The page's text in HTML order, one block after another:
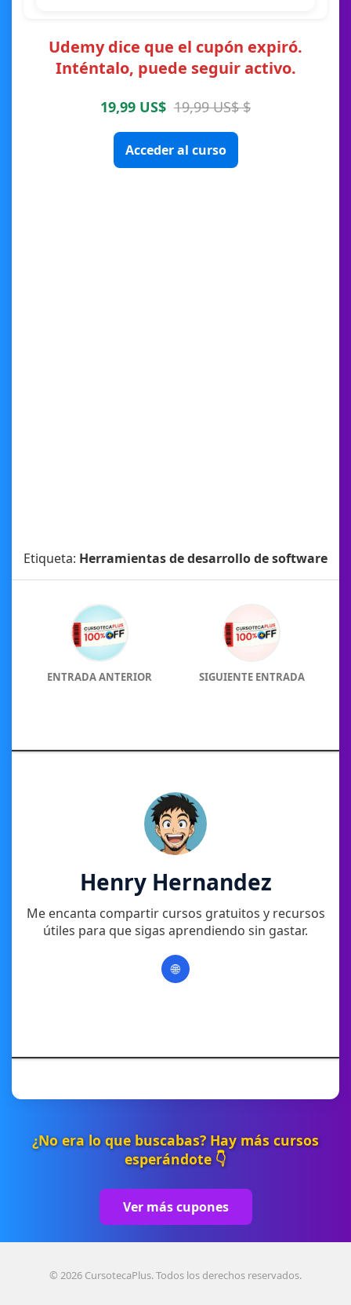
Udemy dice que el cupón expiró.
Inténtalo, puede seguir activo.
19,99 US$ 19,99 US$ $
Acceder al curso
Etiqueta: Herramientas de desarrollo de software
ENTRADA ANTERIOR SIGUIENTE ENTRADA
Henry Hernandez
Me encanta compartir cursos gratuitos y recursos
útiles para que sigas aprendiendo sin gastar.
🌐
¿No era lo que buscabas? Hay más cursos
esperándote 👇
Ver más cupones
© 2026 CursotecaPlus. Todos los derechos reservados.